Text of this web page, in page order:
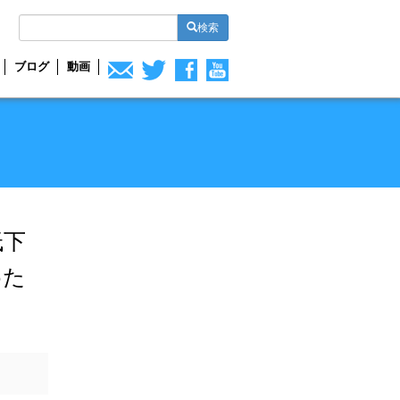
検索
ブログ 動画